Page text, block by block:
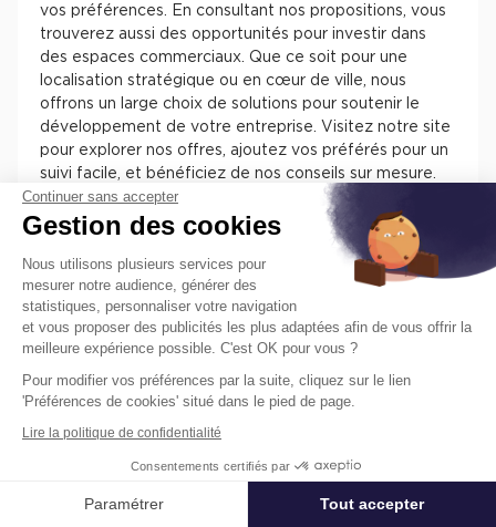
Affiner ma recherche
vos préférences. En consultant nos propositions, vous
trouverez aussi des opportunités pour investir dans
des espaces commerciaux. Que ce soit pour une
localisation stratégique ou en cœur de ville, nous
offrons un large choix de solutions pour soutenir le
développement de votre entreprise. Visitez notre site
pour explorer nos offres, ajoutez vos préférés pour un
suivi facile, et bénéficiez de nos conseils sur mesure.
Chez Cushman & Wakefield, nous nous engageons à
vous assister dans la sélection de l'espace parfait pour
Trouvez facilement nos annonces de
locaux à louer ou à vendre en France
pour installer votre entreprise.
Les différentes offres de locaux en France présentent
trouverez des informations concernant l’actif, des
Continuer sans accepter
Gestion des cookies
Nous utilisons plusieurs services pour
mesurer notre audience, générer des
statistiques, personnaliser votre navigation
et vous proposer des publicités les plus adaptées afin de vous offrir la
meilleure expérience possible. C'est OK pour vous ?
Pour modifier vos préférences par la suite, cliquez sur le lien
'Préférences de cookies' situé dans le pied de page.
Lire la politique de confidentialité
Consentements certifiés par
Paramétrer Tout accepter